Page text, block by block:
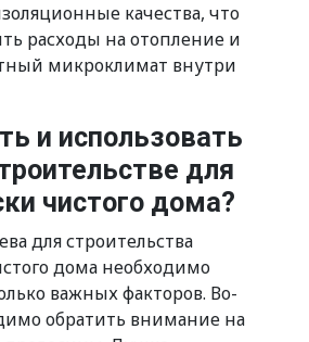
качества, что
расходы на отопление и
микроклимат внутри
и использовать
для
чистого дома?
для строительства
дома необходимо
важных факторов. Во-
обратить внимание на